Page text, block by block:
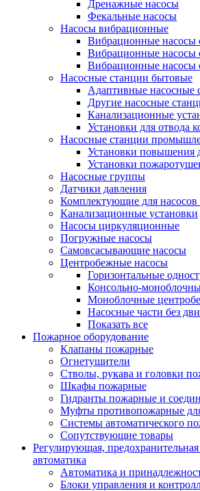
Дренажные насосы
Фекальные насосы
Насосы вибрационные
Вибрационные насосы
Вибрационные насосы
Вибрационные насосы
Насосные станции бытовые
Адаптивные насосные
Другие насосные
Канализационные
Установки для отвода
Насосные станции
Установки повышения
Установки
Насосные группы
Датчики давления
Комплектующие для
Канализационные установки
Насосы циркуляционные
Погружные насосы
Самовсасывающие насосы
Центробежные насосы
Горизонтальные
Консольно-
Моноблочные
Насосные части без
Показать все
Пожарное оборудование
Клапаны пожарные
Огнетушители
Стволы, рукава и головки
Шкафы пожарные
Гидранты пожарные и
Муфты противопожарные
Системы автоматического
Сопутствующие товары
Регулирующая,
автоматика
Автоматика и
Блоки управления и